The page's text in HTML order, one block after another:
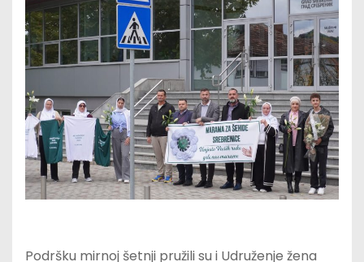
Podršku mirnoj šetnji pružili su i Udruženje žena